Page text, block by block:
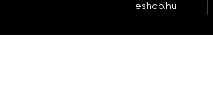
eshop.hu